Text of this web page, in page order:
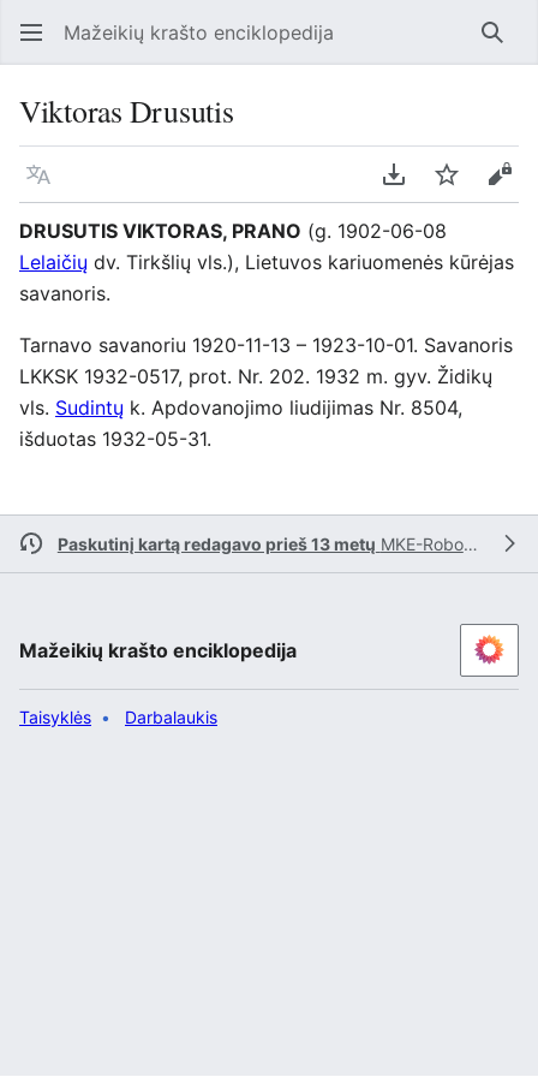
Mažeikių krašto enciklopedija
Viktoras Drusutis
Kalba Parsisiųsti kaip
Stebėti
DRUSUTIS VIKTORAS, PRANO (g. 1902-06-08
Lelaičių dv. Tirkšlių vls.), Lietuvos kariuomenės kūrėjas
savanoris.
Tarnavo savanoriu 1920-11-13 – 1923-10-01. Savanoris
LKKSK 1932-0517, prot. Nr. 202. 1932 m. gyv. Židikų
vls. Sudintų k. Apdovanojimo liudijimas Nr. 8504,
išduotas 1932-05-31.
Paskutinį kartą redagavo prieš 13 metų MKE-Robotas
Mažeikių krašto enciklopedija
Taisyklės Darbalaukis